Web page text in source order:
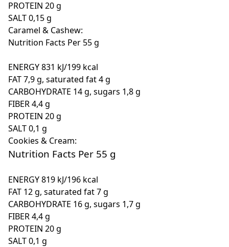
PROTEIN 20 g
SALT 0,15 g
Caramel & Cashew:
Nutrition Facts Per 55 g
ENERGY 831 kJ/199 kcal
FAT 7,9 g, saturated fat 4 g
CARBOHYDRATE 14 g, sugars 1,8 g
FIBER 4,4 g
PROTEIN 20 g
SALT 0,1 g
Cookies & Cream:
Nutrition Facts Per 55 g
ENERGY 819 kJ/196 kcal
FAT 12 g, saturated fat 7 g
CARBOHYDRATE 16 g, sugars 1,7 g
FIBER 4,4 g
PROTEIN 20 g
SALT 0,1 g